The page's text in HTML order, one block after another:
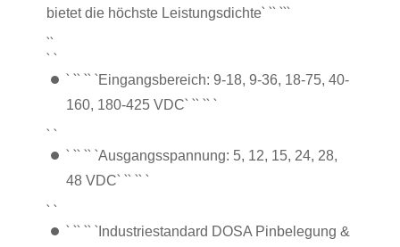
bietet die höchste Leistungsdichte` `` ```
``
` `
` `` `` `Eingangsbereich: 9-18, 9-36, 18-75, 40-
160, 180-425 VDC` `` `` `
` `
` `` `` `Ausgangsspannung: 5, 12, 15, 24, 28,
48 VDC` `` `` `
` `
` `` `` ` Industriestandard DOSA Pinbelegung &